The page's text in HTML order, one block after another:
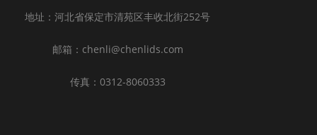
地址：河北省保定市清苑区丰收北街252号
邮箱：chenli@chenlids.com
传真：0312-8060333